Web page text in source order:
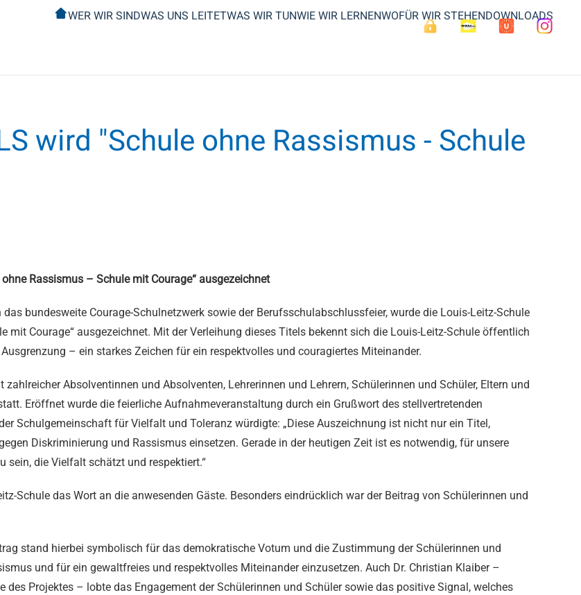
WER WIR SINDWAS UNS LEITETWAS WIR TUNWIE WIR LERNENWOFÜR WIR STEHENDOWNLOADS
wird "Schule ohne Rassismus - Schule
Rassismus – Schule mit Courage“ ausgezeichnet
bundesweite Courage-Schulnetzwerk sowie der Berufsschulabschlussfeier, wurde die Louis-Leitz-Schule
Courage“ ausgezeichnet. Mit der Verleihung dieses Titels bekennt sich die Louis-Leitz-Schule öffentlich
– ein starkes Zeichen für ein respektvolles und couragiertes Miteinander.
Absolventinnen und Absolventen, Lehrerinnen und Lehrern, Schülerinnen und Schüler, Eltern und
Eröffnet wurde die feierliche Aufnahmeveranstaltung durch ein Grußwort des stellvertretenden
Schulgemeinschaft für Vielfalt und Toleranz würdigte: „Diese Auszeichnung ist nicht nur ein Titel,
Diskriminierung und Rassismus einsetzen. Gerade in der heutigen Zeit ist es notwendig, für unsere
sein, die Vielfalt schätzt und respektiert.“
Schule das Wort an die anwesenden Gäste. Besonders eindrücklich war der Beitrag von Schülerinnen und
stand hierbei symbolisch für das demokratische Votum und die Zustimmung der Schülerinnen und
und für ein gewaltfreies und respektvolles Miteinander einzusetzen. Auch Dr. Christian Klaiber –
des Projektes – lobte das Engagement der Schülerinnen und Schüler sowie das positive Signal, welches